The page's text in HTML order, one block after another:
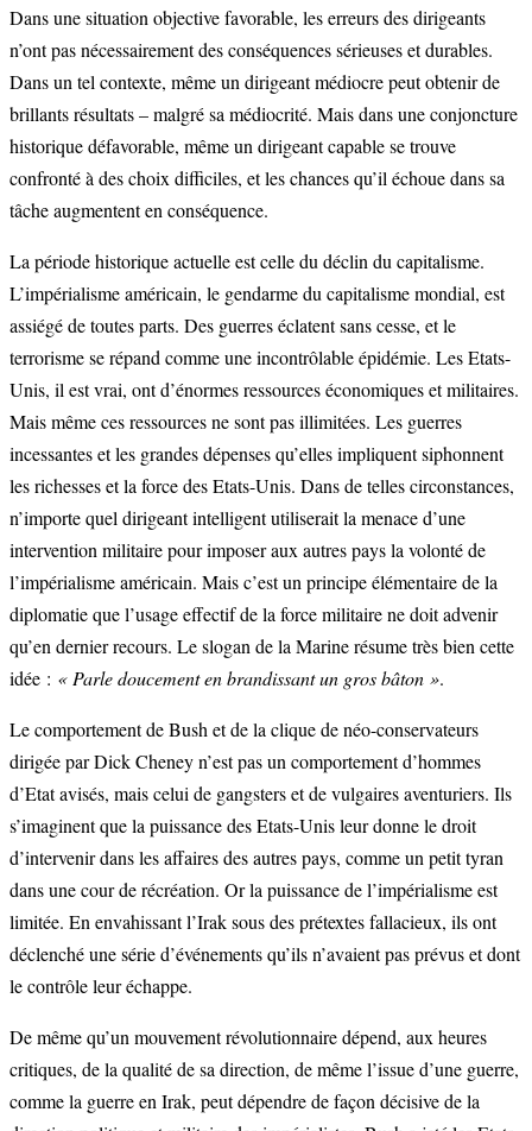
Dans une situation objective favorable, les erreurs des dirigeants
n’ont pas nécessairement des conséquences sérieuses et durables.
Dans un tel contexte, même un dirigeant médiocre peut obtenir de
brillants résultats – malgré sa médiocrité. Mais dans une conjoncture
historique défavorable, même un dirigeant capable se trouve
confronté à des choix difficiles, et les chances qu’il échoue dans sa
tâche augmentent en conséquence.
La période historique actuelle est celle du déclin du capitalisme.
L’impérialisme américain, le gendarme du capitalisme mondial, est
assiégé de toutes parts. Des guerres éclatent sans cesse, et le
terrorisme se répand comme une incontrôlable épidémie. Les Etats-
Unis, il est vrai, ont d’énormes ressources économiques et militaires.
Mais même ces ressources ne sont pas illimitées. Les guerres
incessantes et les grandes dépenses qu’elles impliquent siphonnent
les richesses et la force des Etats-Unis. Dans de telles circonstances,
n’importe quel dirigeant intelligent utiliserait la menace d’une
intervention militaire pour imposer aux autres pays la volonté de
l’impérialisme américain. Mais c’est un principe élémentaire de la
diplomatie que l’usage effectif de la force militaire ne doit advenir
qu’en dernier recours. Le slogan de la Marine résume très bien cette
idée : « Parle doucement en brandissant un gros bâton ».
Le comportement de Bush et de la clique de néo-conservateurs
dirigée par Dick Cheney n’est pas un comportement d’hommes
d’Etat avisés, mais celui de gangsters et de vulgaires aventuriers. Ils
s’imaginent que la puissance des Etats-Unis leur donne le droit
d’intervenir dans les affaires des autres pays, comme un petit tyran
dans une cour de récréation. Or la puissance de l’impérialisme est
limitée. En envahissant l’Irak sous des prétextes fallacieux, ils ont
déclenché une série d’événements qu’ils n’avaient pas prévus et dont
le contrôle leur échappe.
De même qu’un mouvement révolutionnaire dépend, aux heures
critiques, de la qualité de sa direction, de même l’issue d’une guerre,
comme la guerre en Irak, peut dépendre de façon décisive de la